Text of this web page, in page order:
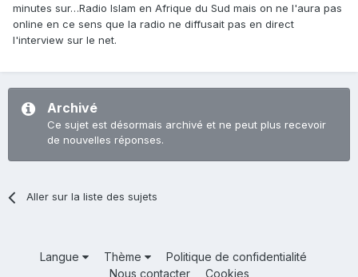
minutes sur…Radio Islam en Afrique du Sud mais on ne l'aura pas
online en ce sens que la radio ne diffusait pas en direct
l'interview sur le net.
Archivé
Ce sujet est désormais archivé et ne peut plus recevoir
de nouvelles réponses.
Aller sur la liste des sujets
Langue Thème
Politique de confidentialité
Nous contacter
Cookies